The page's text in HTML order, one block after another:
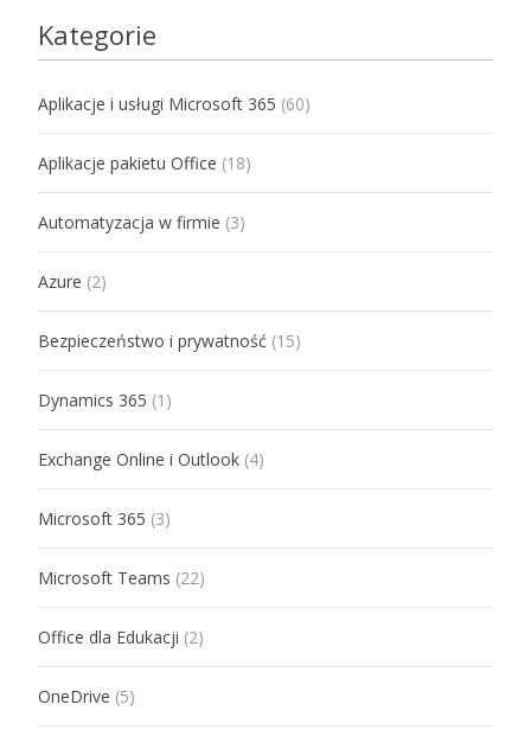
Kategorie
Aplikacje i usługi Microsoft 365 (60)
Aplikacje pakietu Office (18)
Automatyzacja w firmie (3)
Azure (2)
Bezpieczeństwo i prywatność (15)
Dynamics 365 (1)
Exchange Online i Outlook (4)
Microsoft 365 (3)
Microsoft Teams (22)
Office dla Edukacji (2)
OneDrive (5)